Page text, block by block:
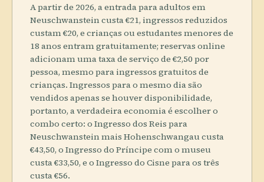
A partir de 2026, a entrada para adultos em
Neuschwanstein custa €21, ingressos reduzidos
custam €20, e crianças ou estudantes menores de
18 anos entram gratuitamente; reservas online
adicionam uma taxa de serviço de €2,50 por
pessoa, mesmo para ingressos gratuitos de
crianças. Ingressos para o mesmo dia são
vendidos apenas se houver disponibilidade,
portanto, a verdadeira economia é escolher o
combo certo: o Ingresso dos Reis para
Neuschwanstein mais Hohenschwangau custa
€43,50, o Ingresso do Príncipe com o museu
custa €33,50, e o Ingresso do Cisne para os três
custa €56.